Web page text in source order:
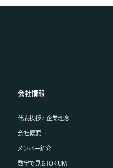
会社情報
代表挨拶 / 企業理念
会社概要
メンバー紹介
数字で見るTOKIUM